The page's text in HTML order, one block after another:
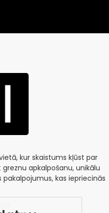
kur skaistums kļūst par
apkalpošanu, unikālu
kas iepriecinās